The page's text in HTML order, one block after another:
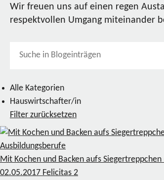
Wir freuen uns auf einen regen
respektvollen Umgang miteinander
Alle Kategorien
Hauswirtschafter/in
Filter zurücksetzen
Ausbildungsberufe
Mit Kochen und Backen aufs
02.05.2017 Felicitas 2